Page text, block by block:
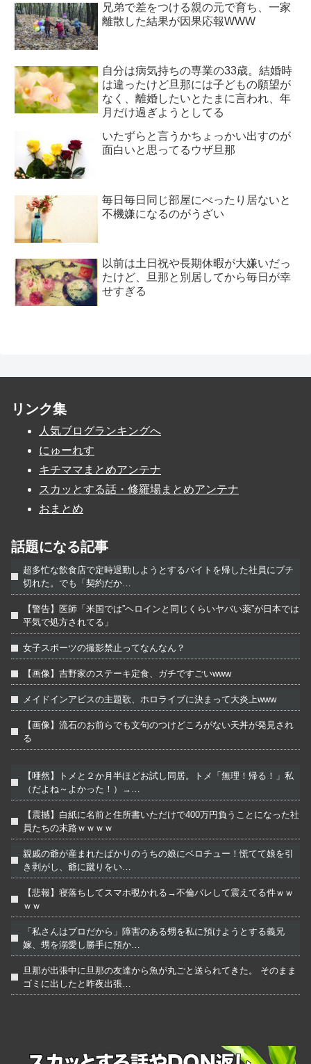
兄弟で差をつける親の元で育ち、一家
離散した結果が因果応報WWW
自分は病気持ちの専業の33歳。結婚時
は違ったけど旦那には子どもの願望が
なく、離婚したいとたまに言われ、年
月だけ過ぎようとしてる
いたずらと言うかちょっかい出すのが
面白いと思ってるウザ旦那
毎日毎日同じ部屋にべったり居ないと
不機嫌になるのがうざい
以前は土日祝や長期休暇が大嫌いだっ
たけど、旦那と別居してから毎日が幸
せすぎる
リンク集
人気ブログランキングへ
にゅーれす
キチママまとめアンテナ
スカッとする話・修羅場まとめアンテナ
おまとめ
話題になる記事
超多忙な飲食店で定時退勤しようとするバイトを帰した社員にブチ
切れた。でも「契約だか…
【警告】医師「米国では”ヘロインと同じくらいヤバい薬”が日本では
平気で処方されてる」
女子スポーツの撮影禁止ってなんなん？
【画像】吉野家のステーキ定食、ガチですごいwww
メイドインアビスの主題歌、ホロライブに決まって大炎上www
【画像】流石のお前らでも文句のつけどころがない天丼が発見され
る
【唖然】トメと２か月半ほどお試し同居。トメ「無理！帰る！」私
（だよね～よかった！）→…
【震撼】白紙に名前と住所書いただけで400万円負うことになった社
員たちの末路ｗｗｗｗ
親戚の爺が産まれたばかりのうちの娘にベロチュー！慌てて娘を引
き剥がし、爺に蹴りをい…
【悲報】寝落ちしてスマホ覗かれる→不倫バレして震えてる件ｗｗ
ｗｗ
「私さんはプロだから」障害のある甥を私に預けようとする義兄
嫁、甥を溺愛し勝手に預か…
旦那が出張中に旦那の友達から魚が丸ごと送られてきた。 そのまま
ゴミに出したと昨夜出張…